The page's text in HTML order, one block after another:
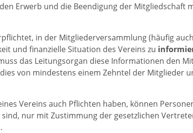
Erwerb und die Beendigung der Mitgliedschaft
in der Mitgliederversammlung (häufig
und finanzielle Situation des Vereins zu
das Leitungsorgan diese Informationen den
von mindestens einem Zehntel der Mitglieder
Vereins auch Pflichten haben, können
sind, nur mit Zustimmung der gesetzlichen